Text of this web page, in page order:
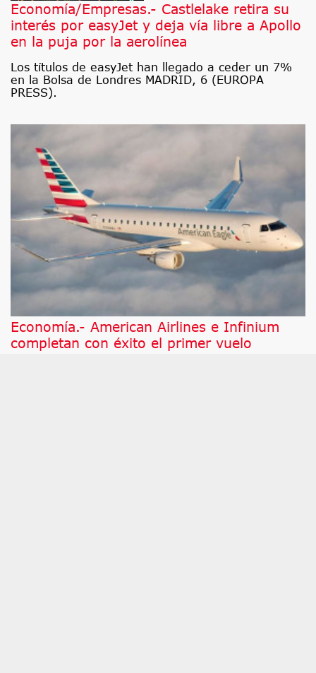
Economía/Empresas.- Castlelake retira su
interés por easyJet y deja vía libre a Apollo
en la puja por la aerolínea
Los títulos de easyJet han llegado a ceder un 7%
en la Bolsa de Londres MADRID, 6 (EUROPA
PRESS).
Economía.- American Airlines e Infinium
completan con éxito el primer vuelo